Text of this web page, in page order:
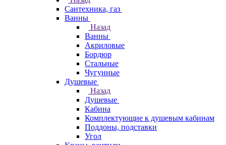
Сантехника, газ
Ванны
Назад
Ванны
Акриловые
Бордюр
Стальные
Чугунные
Душевые
Назад
Душевые
Кабина
Комплектующие к душевым кабинам
Поддоны, подставки
Угол